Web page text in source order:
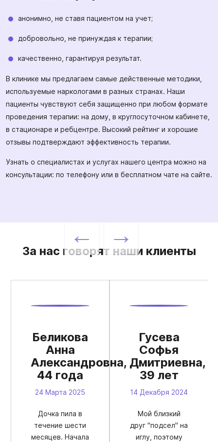
анонимно, не ставя пациентом на учет;
добровольно, не принуждая к терапии;
качественно, гарантируя результат.
В клинике мы предлагаем самые действенные методики,
используемые наркологами в разных странах. Наши
пациенты чувствуют себя защищенно при любом формате
проведения терапии: на дому, в круглосуточном кабинете,
в стационаре и ребцентре. Высокий рейтинг и хорошие
отзывы подтверждают эффективность терапии.
Узнать о специалистах и услугах нашего центра можно на
консультации: по телефону или в бесплатном чате на сайте.
За нас говорят наши клиенты
Беликова
Анна
Александровна,
44 года
24 Марта 2025
Дочка пила в
течение шести
месяцев. Начала
Гусева
Софья
Дмитриевна,
39 лет
14 Декабря 2024
Мой близкий
друг "подсел" на
иглу, поэтому